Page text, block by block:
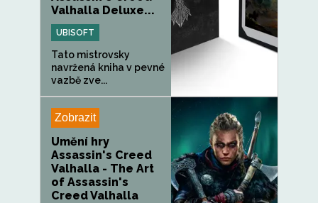
Valhalla Deluxe...
UBISOFT
Tato mistrovsky
navržená kniha v pevné
vazbě zve...
Zobrazit
Umění hry
Assassin's Creed
Valhalla - The Art
of Assassin's
Creed Valhalla